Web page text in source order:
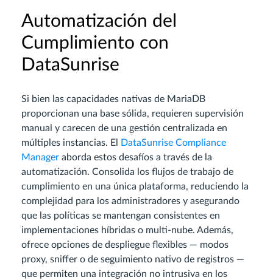
Automatización del
Cumplimiento con
DataSunrise
Si bien las capacidades nativas de MariaDB
proporcionan una base sólida, requieren supervisión
manual y carecen de una gestión centralizada en
múltiples instancias. El
DataSunrise Compliance
Manager aborda estos desafíos a través de la
automatización. Consolida los flujos de trabajo de
cumplimiento en una única plataforma, reduciendo la
complejidad para los administradores y asegurando
que las políticas se mantengan consistentes en
implementaciones híbridas o multi-nube. Además,
ofrece opciones de despliegue flexibles — modos
proxy, sniffer o de seguimiento nativo de registros —
que permiten una integración no intrusiva en los